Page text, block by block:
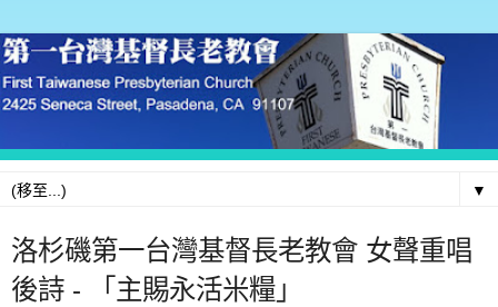
▼
洛杉磯第一台灣基督長老教會 女聲重唱
後詩 - 「主賜永活米糧」